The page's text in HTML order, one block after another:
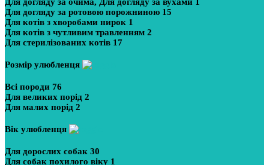
Для догляду за очима, Для догляду за вухами 1
Для догляду за ротовою порожниною 15
Для котів з хворобами нирок 1
Для котів з чутливим травленням 2
Для стерилізованих котів 17
Розмір улюбленця
Всі породи 76
Для великих порід 2
Для малих порід 2
Вік улюбленця
Для дорослих собак 30
Для собак похилого віку 1